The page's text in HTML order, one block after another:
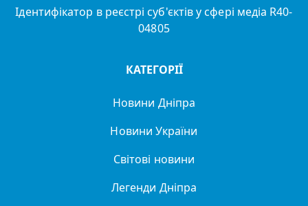
Ідентифікатор в реєстрі суб'єктів у сфері медіа R40-
04805
КАТЕГОРІЇ
Новини Дніпра
Новини України
Світові новини
Легенди Дніпра